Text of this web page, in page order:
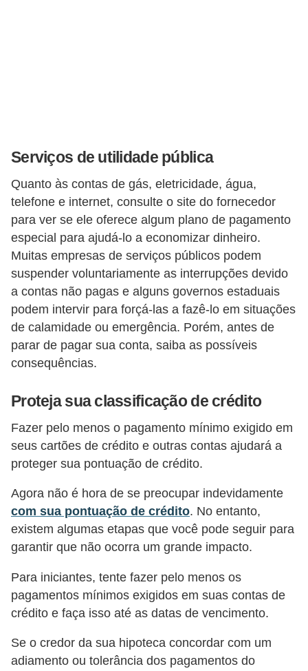
Serviços de utilidade pública
Quanto às contas de gás, eletricidade, água,
telefone e internet, consulte o site do fornecedor
para ver se ele oferece algum plano de pagamento
especial para ajudá-lo a economizar dinheiro.
Muitas empresas de serviços públicos podem
suspender voluntariamente as interrupções devido
a contas não pagas e alguns governos estaduais
podem intervir para forçá-las a fazê-lo em situações
de calamidade ou emergência. Porém, antes de
parar de pagar sua conta, saiba as possíveis
consequências.
Proteja sua classificação de crédito
Fazer pelo menos o pagamento mínimo exigido em
seus cartões de crédito e outras contas ajudará a
proteger sua pontuação de crédito.
Agora não é hora de se preocupar indevidamente
com sua pontuação de crédito. No entanto,
existem algumas etapas que você pode seguir para
garantir que não ocorra um grande impacto.
Para iniciantes, tente fazer pelo menos os
pagamentos mínimos exigidos em suas contas de
crédito e faça isso até as datas de vencimento.
Se o credor da sua hipoteca concordar com um
adiamento ou tolerância dos pagamentos do